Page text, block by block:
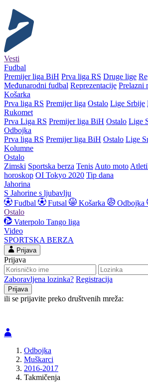
Vesti
Fudbal
Premijer liga BiH Prva liga RS Druge lige
Međunarodni fudbal Reprezentacije Prelazni
Košarka
Prva liga RS Premijer liga Ostalo Lige Srbije
Rukomet
Prva Liga RS Premijer liga BiH Ostalo Lige
Odbojka
Prva liga RS Premijer liga BiH Ostalo Lige
Kolumne
Ostalo
Zimski Sportska berza Tenis Auto moto
horoskop OI Tokyo 2020 Tip dana
Jahorina
S Jahorine s ljubavlju
Fudbal
Futsal Košarka Odbojka
Ostalo
Vaterpolo Tango liga
Video
SPORTSKA BERZA
Prijava
Prijava
Zaboravljena lozinka? Registracija
ili se prijavite preko društvenih mreža:
Odbojka
Muškarci
2016-2017
Takmičenja